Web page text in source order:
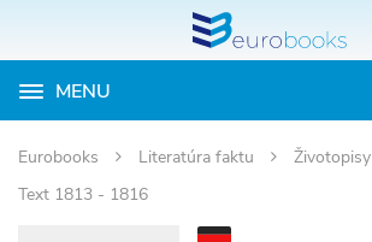
MENU
Eurobooks Literatúra faktu Životopisy
Text 1813 - 1816